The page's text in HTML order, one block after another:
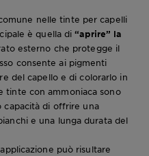
nelle tinte per capelli
è quella di“aprire” la
esterno che protegge il
consente ai pigmenti
del capello e di colorarlo in
tinte con ammoniaca sono
capacità di offrire una
e una lunga durata del
può risultare